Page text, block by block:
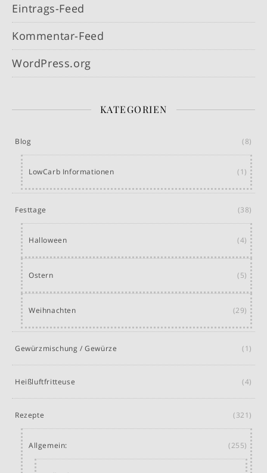
Eintrags-Feed
Kommentar-Feed
WordPress.org
KATEGORIEN
Blog (8)
LowCarb Informationen (1)
Festtage (38)
Halloween (4)
Ostern (5)
Weihnachten (29)
Gewürzmischung / Gewürze (1)
Heißluftfritteuse (4)
Rezepte (321)
Allgemein: (255)